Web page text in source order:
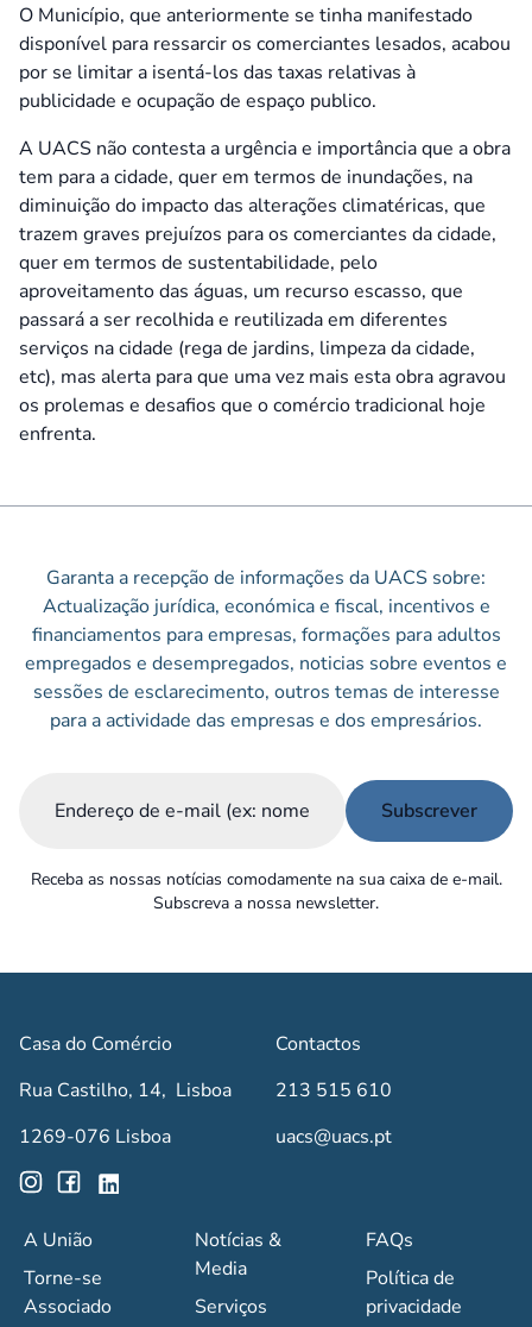
O Município, que anteriormente se tinha manifestado
disponível para ressarcir os comerciantes lesados, acabou
por se limitar a isentá-los das taxas relativas à
publicidade e ocupação de espaço publico.
A UACS não contesta a urgência e importância que a obra
tem para a cidade, quer em termos de inundações, na
diminuição do impacto das alterações climatéricas, que
trazem graves prejuízos para os comerciantes da cidade,
quer em termos de sustentabilidade, pelo
aproveitamento das águas, um recurso escasso, que
passará a ser recolhida e reutilizada em diferentes
serviços na cidade (rega de jardins, limpeza da cidade,
etc), mas alerta para que uma vez mais esta obra agravou
os prolemas e desafios que o comércio tradicional hoje
enfrenta.
Garanta a recepção de informações da UACS sobre:
Actualização jurídica, económica e fiscal, incentivos e
financiamentos para empresas, formações para adultos
empregados e desempregados, noticias sobre eventos e
sessões de esclarecimento, outros temas de interesse
para a actividade das empresas e dos empresários.
Receba as nossas notícias comodamente na sua caixa de e-mail.
Subscreva a nossa newsletter.
Casa do Comércio
Rua Castilho, 14, Lisboa
1269-076 Lisboa
Contactos
213 515 610
uacs@uacs.pt
A União
Torne-se
Associado
Notícias &
Media
Serviços
FAQs
Política de
privacidade